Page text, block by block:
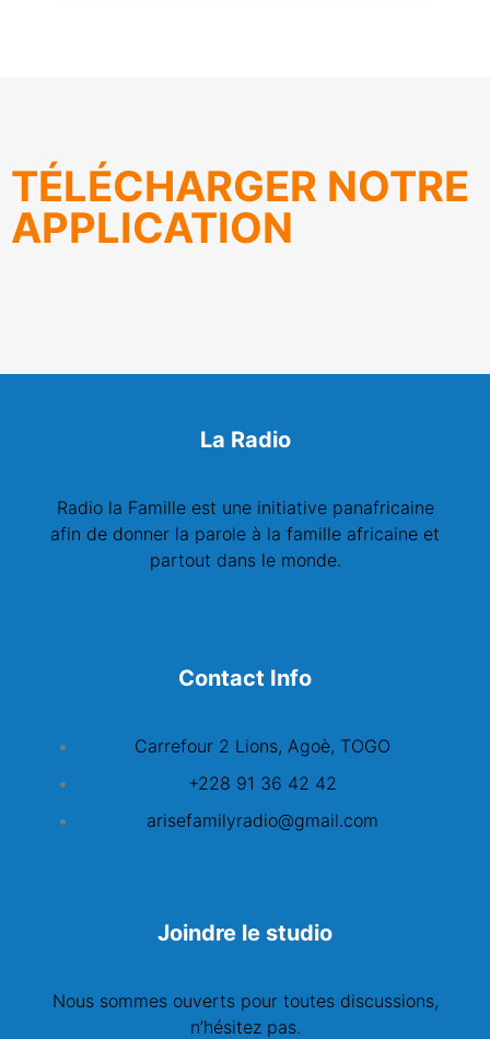
TÉLÉCHARGER NOTRE
APPLICATION
La Radio
Radio la Famille est une initiative panafricaine
afin de donner la parole à la famille africaine et
partout dans le monde.
Contact Info
Carrefour 2 Lions, Agoè, TOGO
+228 91 36 42 42
arisefamilyradio@gmail.com
Joindre le studio
Nous sommes ouverts pour toutes discussions,
n’hésitez pas.